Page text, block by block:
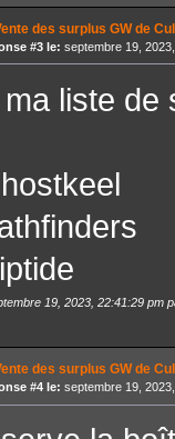
des surplus GW de
#3 le: septembre 19,
ma liste
19, 2023, 22:41:29 pm
des surplus GW de
#4 le: septembre 19,